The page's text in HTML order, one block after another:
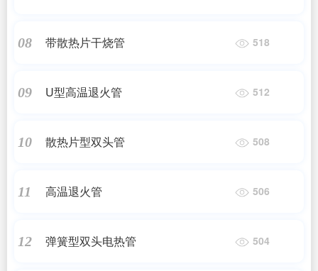
08 带散热片干烧管 518
09 U型高温退火管 512
10 散热片型双头管 508
11 高温退火管 506
12 弹簧型双头电热管 504